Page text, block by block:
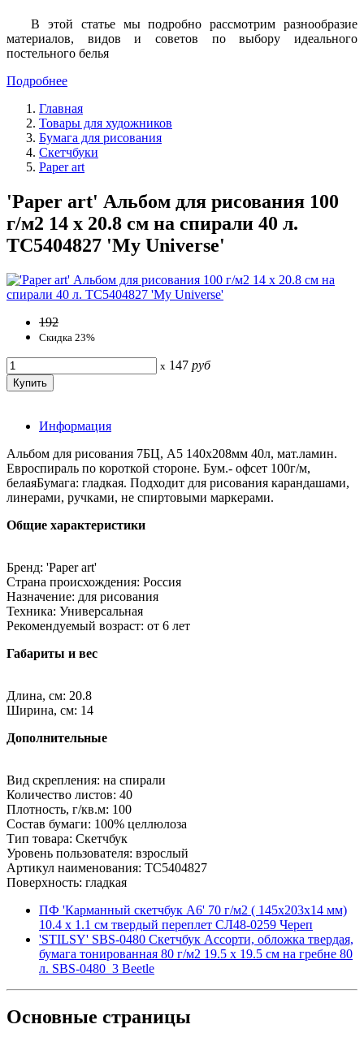
В этой статье мы подробно рассмотрим разнообразие
материалов, видов и советов по выбору идеального
постельного белья
Подробнее
Главная
Товары для художников
Бумага для рисования
Скетчбуки
Paper art
'Paper art' Альбом для рисования 100
г/м2 14 х 20.8 см на спирали 40 л.
ТС5404827 'My Universe'
192
Скидка 23%
x 147 руб
Информация
Альбом для рисования 7БЦ, А5 140х208мм 40л, мат.ламин.
Евроспираль по короткой стороне. Бум.- офсет 100г/м,
белаяБумага: гладкая. Подходит для рисования карандашами,
линерами, ручками, не спиртовыми маркерами.
Общие характеристики
Бренд: 'Paper art'
Страна происхождения: Россия
Назначение: для рисования
Техника: Универсальная
Рекомендуемый возраст: от 6 лет
Габариты и вес
Длина, см: 20.8
Ширина, см: 14
Дополнительные
Вид скрепления: на спирали
Количество листов: 40
Плотность, г/кв.м: 100
Состав бумаги: 100% целлюлоза
Тип товара: Скетчбук
Уровень пользователя: взрослый
Артикул наименования: ТС5404827
Поверхность: гладкая
ПФ 'Карманный скетчбук А6' 70 г/м2 ( 145х203х14 мм)
10.4 х 1.1 см твердый переплет СЛ48-0259 Череп
'STILSY' SBS-0480 Скетчбук Ассорти, обложка твердая,
бумага тонированная 80 г/м2 19.5 х 19.5 см на гребне 80
л. SBS-0480_3 Beetle
Основные страницы